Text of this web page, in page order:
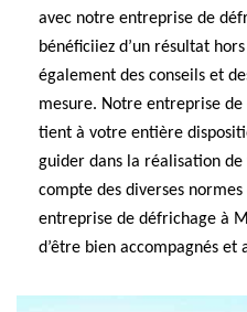
avec notre entreprise de
bénéficiiez d’un résultat
également des conseils et
mesure. Notre entreprise
tient à votre entière
guider dans la réalisation
compte des diverses
entreprise de défrichage à
d’être bien accompagnés et